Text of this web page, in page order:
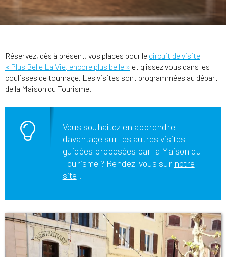
Réservez, dès à présent, vos places pour le circuit de visite
« Plus Belle La Vie, encore plus belle » et glissez vous dans les
coulisses de tournage. Les visites sont programmées au départ
de la Maison du Tourisme.
Vous souhaitez en apprendre
davantage sur les autres visites
guidées proposées par la Maison du
Tourisme ? Rendez-vous sur notre
site !